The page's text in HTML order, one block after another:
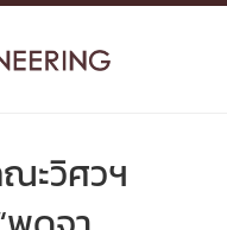
ะวิศวฯ